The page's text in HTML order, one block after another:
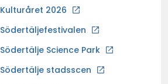
y
t
f
ö
a
y
t
Kulturåret 2026
Södertäljefestivalen
Södertälje Science Park
Ö
p
Södertälje stadsscen